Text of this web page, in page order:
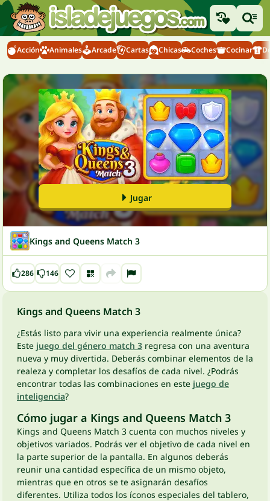
Acción Animales Arcade Cartas Chicas Coches Cocinar
Jugar
Kings and Queens Match 3
286 146
Kings and Queens Match 3
¿Estás listo para vivir una experiencia realmente única?
Este juego del género match 3 regresa con una aventura
nueva y muy divertida. Deberás combinar elementos de la
realeza y completar los desafíos de cada nivel. ¿Podrás
encontrar todas las combinaciones en este juego de
inteligencia?
Cómo jugar a Kings and Queens Match 3
Kings and Queens Match 3 cuenta con muchos niveles y
objetivos variados. Podrás ver el objetivo de cada nivel en
la parte superior de la pantalla. En algunos deberás
reunir una cantidad específica de un mismo objeto,
mientras que en otros se te asignarán desafíos
diferentes. Utiliza todos los íconos especiales del tablero,